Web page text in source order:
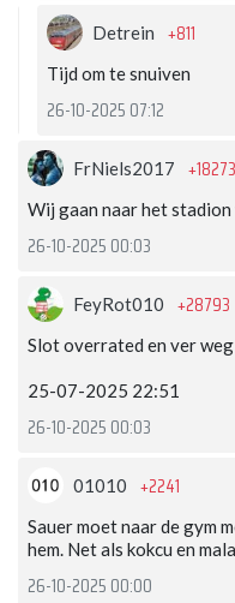
Detrein +811
Tijd om te snuiven
26-10-2025 07:12
FrNiels2017
Wij gaan naar het
26-10-2025 00:03
FeyRot010 +28793
Slot overrated en ver
25-07-2025 22:51
26-10-2025 00:03
01010 +2241
Sauer moet naar de gym
hem. Net als kokcu en
26-10-2025 00:00